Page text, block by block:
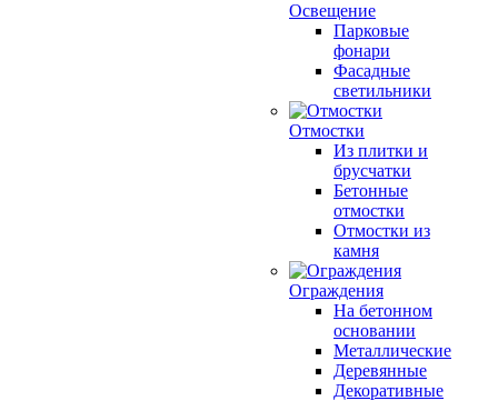
Освещение
Парковые
фонари
Фасадные
светильники
Отмостки
Из плитки и
брусчатки
Бетонные
отмостки
Отмостки из
камня
Ограждения
На бетонном
основании
Металлические
Деревянные
Декоративные